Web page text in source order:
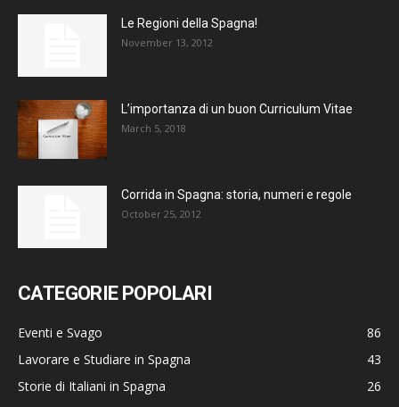
Le Regioni della Spagna!
November 13, 2012
L’importanza di un buon Curriculum Vitae
March 5, 2018
Corrida in Spagna: storia, numeri e regole
October 25, 2012
CATEGORIE POPOLARI
Eventi e Svago
86
Lavorare e Studiare in Spagna
43
Storie di Italiani in Spagna
26